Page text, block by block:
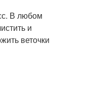
В любом
и
веточки